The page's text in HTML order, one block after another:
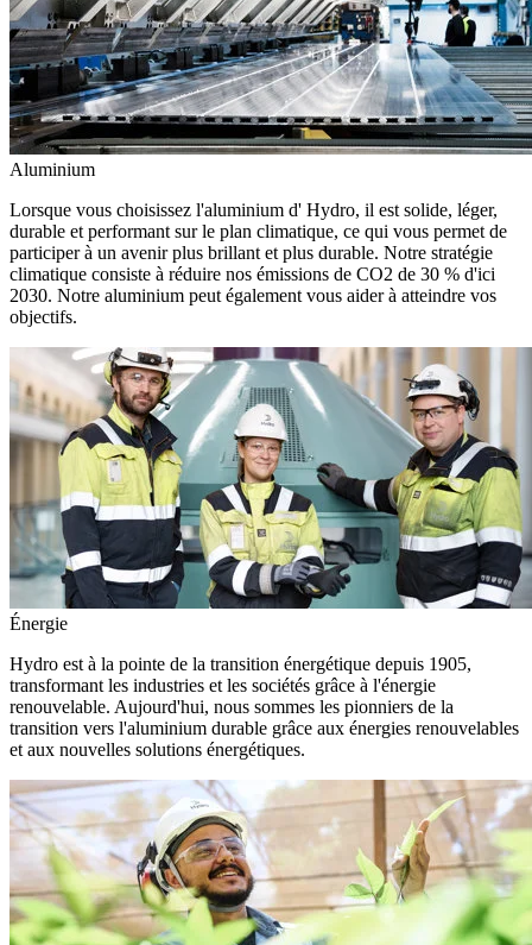
Aluminium
Lorsque vous choisissez l'aluminium d' Hydro, il est solide, léger,
durable et performant sur le plan climatique, ce qui vous permet de
participer à un avenir plus brillant et plus durable. Notre stratégie
climatique consiste à réduire nos émissions de CO2 de 30 % d'ici
2030. Notre aluminium peut également vous aider à atteindre vos
objectifs.
Énergie
Hydro est à la pointe de la transition énergétique depuis 1905,
transformant les industries et les sociétés grâce à l'énergie
renouvelable. Aujourd'hui, nous sommes les pionniers de la
transition vers l'aluminium durable grâce aux énergies renouvelables
et aux nouvelles solutions énergétiques.